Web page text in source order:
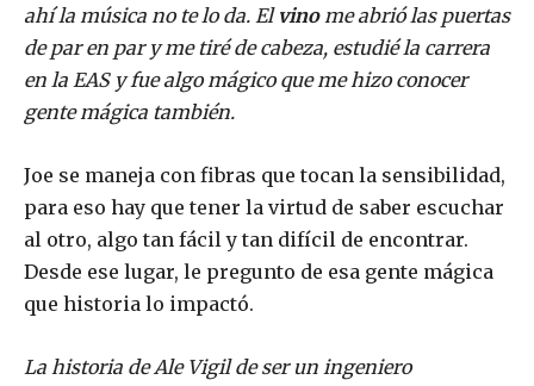
ahí la música no te lo da. El vinome abrió las puertas
de par en par y me tiré de cabeza, estudié la carrera
en la EAS y fue algo mágico que me hizo conocer
gente mágica también.
Joe se maneja con fibras que tocan la sensibilidad,
para eso hay que tener la virtud de saber escuchar
al otro, algo tan fácil y tan difícil de encontrar.
Desde ese lugar, le pregunto de esa gente mágica
que historia lo impactó.
La historia de Ale Vigil de ser un ingeniero